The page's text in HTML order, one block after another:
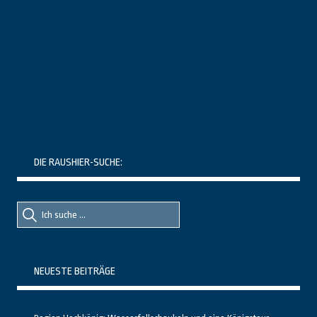
DIE RAUSHIER-SUCHE:
Suche
nach::
Suche
nach:
NEUESTE BEITRÄGE